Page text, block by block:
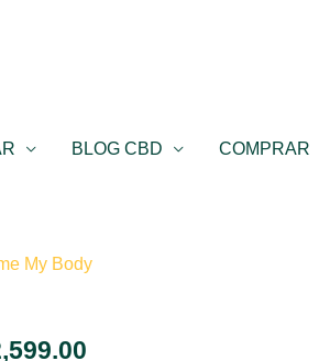
BLOG CBD COMPRAR
My BodyEl